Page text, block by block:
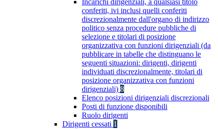
Incarichi dirigenziali, a qualsiasi titolo
conferiti, ivi inclusi quelli conferiti
discrezionalmente dall'organo di indirizzo
politico senza procedure pubbliche di
selezione e titolari di posizione
organizzativa con funzioni dirigenziali (da
pubblicare in tabelle che distinguano le
seguenti situazioni: dirigenti, dirigenti
individuati discrezionalmente, titolari di
posizione organizzativa con funzioni
dirigenziali) 8
Elenco posizioni dirigenziali discrezionali
Posti di funzione disponibili
Ruolo dirigenti
Dirigenti cessati 1